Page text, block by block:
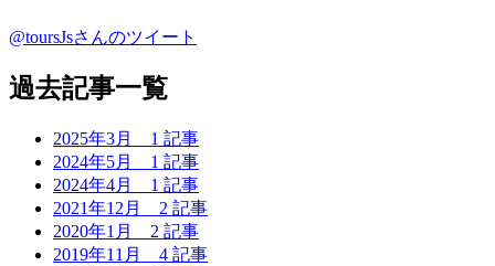
@toursJsさんのツイート
過去記事一覧
2025年3月 1 記事
2024年5月 1 記事
2024年4月 1 記事
2021年12月 2 記事
2020年1月 2 記事
2019年11月 4 記事